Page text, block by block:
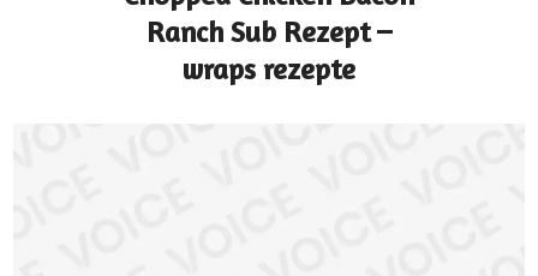
Ranch Sub Rezept –
wraps rezepte